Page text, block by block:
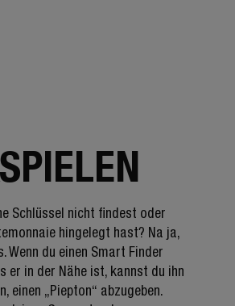
Schlüssel nicht findest oder
hingelegt hast? Na ja,
Wenn du einen Smart Finder
er in der Nähe ist, kannst du ihn
einen „Piepton“ abzugeben.